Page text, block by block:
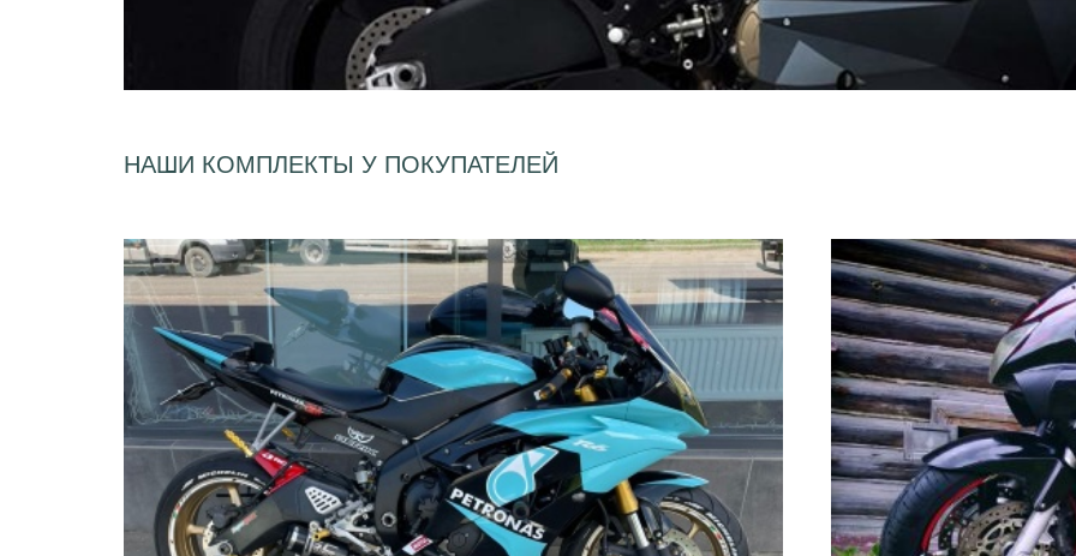
НАШИ КОМПЛЕКТЫ У ПОКУПАТЕЛЕЙ